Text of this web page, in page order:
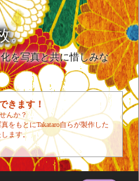
。
を写真と共に惜しみな
きます！
んか？
をもとにTakataro自らが製作した
します。